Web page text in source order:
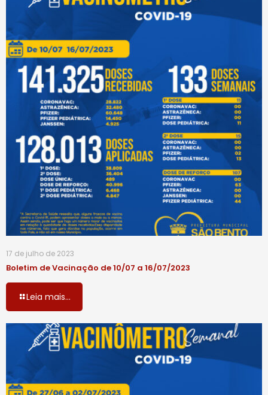
17 de julho de 2023
Boletim de Vacinação de 10/07 a 16/07/2023
Leia mais...